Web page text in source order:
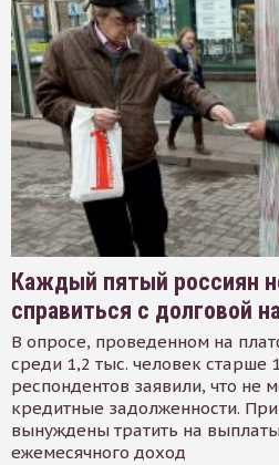
Каждый пятый россиян
справиться с долговой
В опросе, проведенном на
среди 1,2 тыс. человек старше
респондентов заявили, что не
кредитные задолженности.
вынуждены тратить на
ежемесячного доход